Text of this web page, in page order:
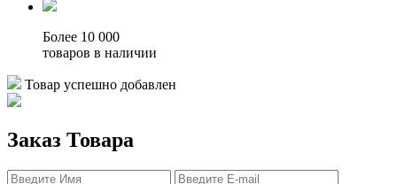
Более 10 000
товаров в наличии
Товар успешно добавлен
Заказ Товара